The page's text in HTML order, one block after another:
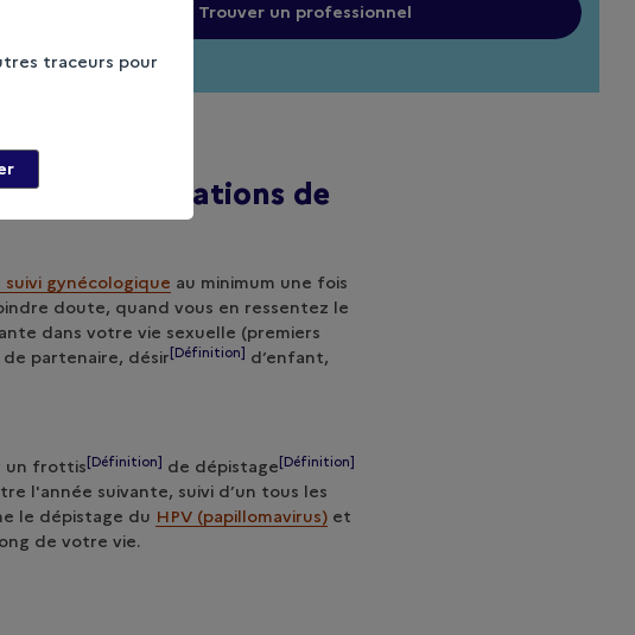
Trouver un professionnel
des consultations de
gynécologique au minimum une fois
doute, quand vous en ressentez le
dans votre vie sexuelle (premiers
de partenaire, désir [Définition] d’enfant,
un frottis [Définition] de dépistage [Définition]
l'année suivante, suivi d’un tous les
le dépistage du HPV (papillomavirus) et
de votre vie.
traceurs pour